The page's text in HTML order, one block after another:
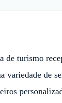
de turismo
variedade de